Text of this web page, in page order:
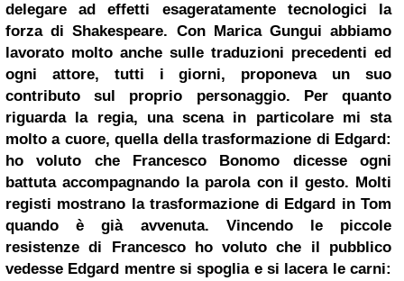
delegare ad effetti esageratamente tecnologici la
forza di Shakespeare. Con Marica Gungui abbiamo
lavorato molto anche sulle traduzioni precedenti ed
ogni attore, tutti i giorni, proponeva un suo
contributo sul proprio personaggio. Per quanto
riguarda la regia, una scena in particolare mi sta
molto a cuore, quella della trasformazione di Edgard:
ho voluto che Francesco Bonomo dicesse ogni
battuta accompagnando la parola con il gesto. Molti
registi mostrano la trasformazione di Edgard in Tom
quando è già avvenuta. Vincendo le piccole
resistenze di Francesco ho voluto che il pubblico
vedesse Edgard mentre si spoglia e si lacera le carni: